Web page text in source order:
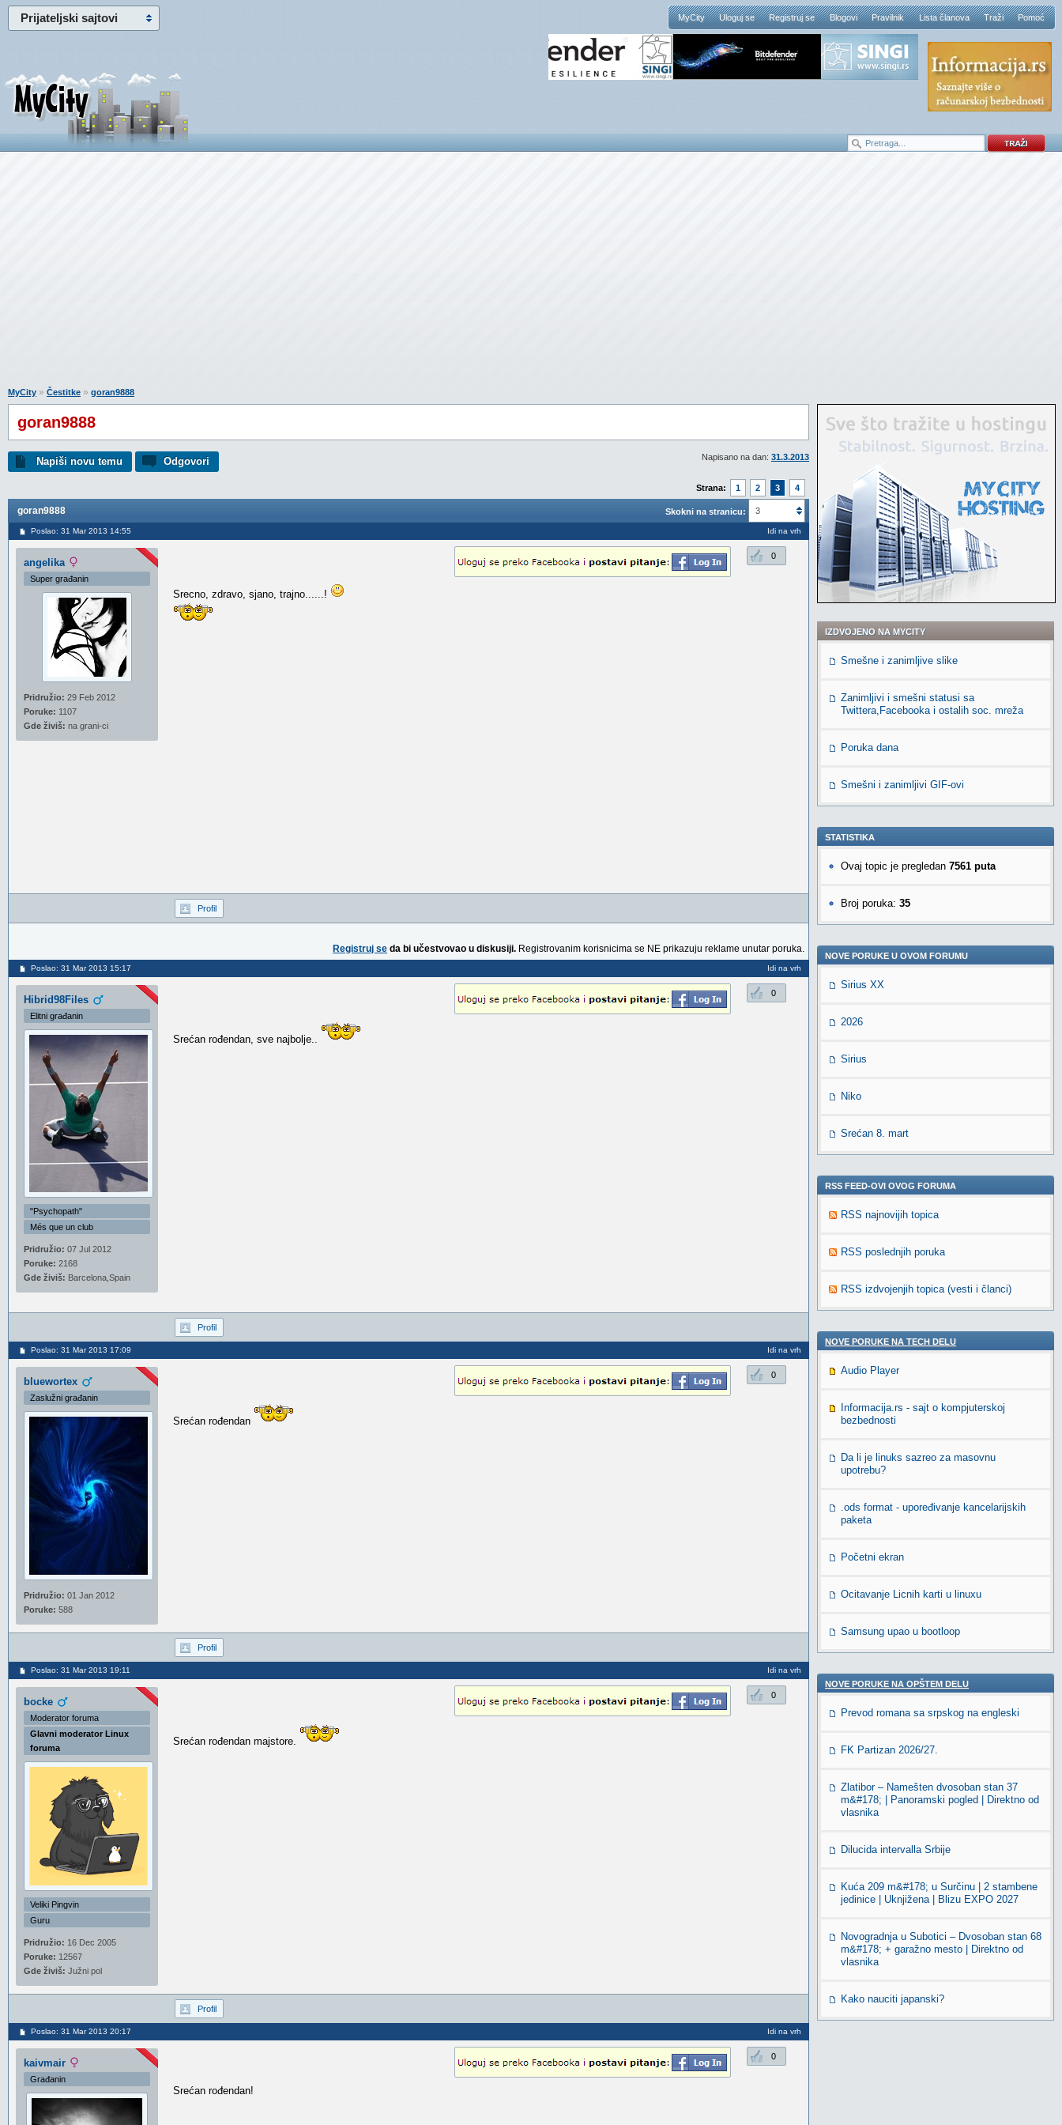
Prijateljski sajtovi MyCity Uloguj se Registruj se Blogovi Pravilnik Lista članova Traži Pomoć
MyCity » Čestitke » goran9888
goran9888
Napisano na dan: 31.3.2013
Napiši novu temu Odgovori
Strana: 1 2 3 4
Skokni na stranicu: 3
goran9888
Poslao: 31 Mar 2013 14:55 Idi na vrh
angelika
Super građanin
Pridružio: 29 Feb 2012
Poruke: 1107
Gde živiš: na grani-ci
0
Srecno, zdravo, sjano, trajno......!
Profil
Registruj se da bi učestvovao u diskusiji. Registrovanim korisnicima se NE prikazuju reklame unutar poruka.
Poslao: 31 Mar 2013 15:17 Idi na vrh
Hibrid98Files
Elitni građanin
"Psychopath"
Més que un club
Pridružio: 07 Jul 2012
Poruke: 2168
Gde živiš: Barcelona,Spain
0
Srećan rođendan, sve najbolje..
Profil
Poslao: 31 Mar 2013 17:09 Idi na vrh
bluewortex
Zaslužni građanin
Pridružio: 01 Jan 2012
Poruke: 588
0
Srećan rođendan
Profil
Poslao: 31 Mar 2013 19:11 Idi na vrh
bocke
Moderator foruma
Glavni moderator Linux
foruma
Veliki Pingvin
Guru
Pridružio: 16 Dec 2005
Poruke: 12567
Gde živiš: Južni pol
0
Srećan rođendan majstore.
Profil
Poslao: 31 Mar 2013 20:17 Idi na vrh
kaivmair
Građanin
0
Srećan rođendan!
IZDVOJENO NA MYCITY
Smešne i zanimljive slike
Zanimljivi i smešni statusi sa
Twittera,Facebooka i ostalih soc. mreža
Poruka dana
Smešni i zanimljivi GIF-ovi
STATISTIKA
Ovaj topic je pregledan 7561 puta
Broj poruka: 35
NOVE PORUKE U OVOM FORUMU
Sirius XX
2026
Sirius
Niko
Srećan 8. mart
RSS FEED-OVI OVOG FORUMA
RSS najnovijih topica
RSS poslednjih poruka
RSS izdvojenjih topica (vesti i članci)
NOVE PORUKE NA TECH DELU
Audio Player
Informacija.rs - sajt o kompjuterskoj
bezbednosti
Da li je linuks sazreo za masovnu
upotrebu?
.ods format - upoređivanje kancelarijskih
paketa
Početni ekran
Ocitavanje Licnih karti u linuxu
Samsung upao u bootloop
NOVE PORUKE NA OPŠTEM DELU
Prevod romana sa srpskog na engleski
FK Partizan 2026/27.
Zlatibor – Namešten dvosoban stan 37
m&#178; | Panoramski pogled | Direktno od
vlasnika
Dilucida intervalla Srbije
Kuća 209 m&#178; u Surčinu | 2 stambene
jedinice | Uknjižena | Blizu EXPO 2027
Novogradnja u Subotici – Dvosoban stan 68
m&#178; + garažno mesto | Direktno od
vlasnika
Kako nauciti japanski?